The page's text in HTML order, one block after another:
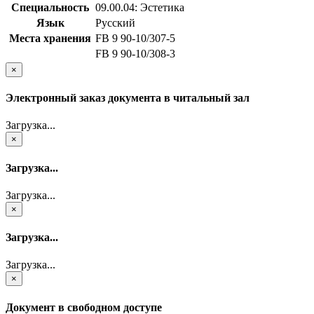
Специальность 09.00.04: Эстетика
Язык
Русский
Места хранения FB 9 90-10/307-5
FB 9 90-10/308-3
×
Электронный заказ документа в читальный зал
Загрузка...
×
Загрузка...
Загрузка...
×
Загрузка...
Загрузка...
×
Документ в свободном доступе